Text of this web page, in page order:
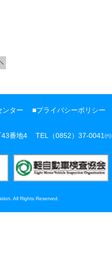
ンター プライバシーポリシー
番地4 TEL（0852）37-0041㈹
All Rights Reserved.